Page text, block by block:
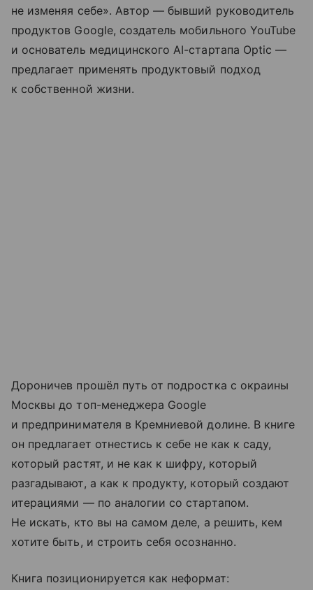
не изменяя себе». Автор — бывший руководитель
продуктов Google, создатель мобильного YouTube
и основатель медицинского AI-стартапа Optic —
предлагает применять продуктовый подход
к собственной жизни.
Дороничев прошёл путь от подростка с окраины
Москвы до топ-менеджера Google
и предпринимателя в Кремниевой долине. В книге
он предлагает отнестись к себе не как к саду,
который растят, и не как к шифру, который
разгадывают, а как к продукту, который создают
итерациями — по аналогии со стартапом.
Не искать, кто вы на самом деле, а решить, кем
хотите быть, и строить себя осознанно.
Книга позиционируется как неформат: